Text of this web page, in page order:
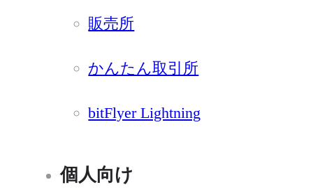
販売所
かんたん取引所
bitFlyer Lightning
個人向け